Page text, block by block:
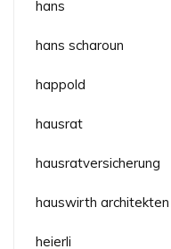
hans
hans scharoun
happold
hausrat
hausratversicherung
hauswirth architekten
heierli